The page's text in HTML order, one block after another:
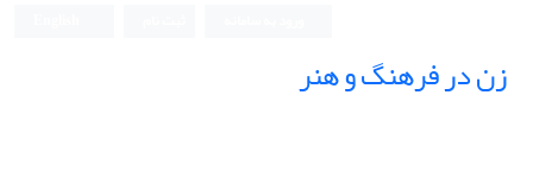
زن در فرهنگ و هنر